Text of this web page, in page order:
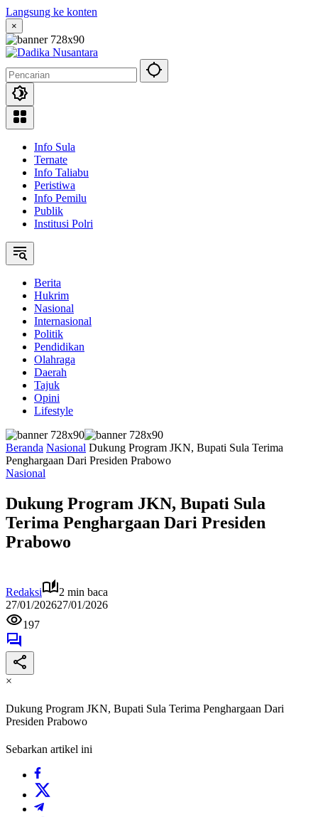
Langsung ke konten
×
Info Sula
Ternate
Info Taliabu
Peristiwa
Info Pemilu
Publik
Institusi Polri
Berita
Hukrim
Nasional
Internasional
Politik
Pendidikan
Olahraga
Daerah
Tajuk
Opini
Lifestyle
Beranda Nasional Dukung Program JKN, Bupati Sula Terima
Penghargaan Dari Presiden Prabowo
Nasional
Dukung Program JKN, Bupati Sula
Terima Penghargaan Dari Presiden
Prabowo
Redaksi
2 min baca
27/01/202627/01/2026
197
×
Dukung Program JKN, Bupati Sula Terima Penghargaan Dari
Presiden Prabowo
Sebarkan artikel ini